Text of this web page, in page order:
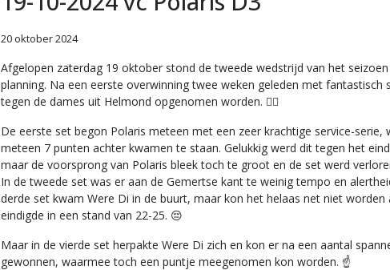
20 oktober 2024
Afgelopen zaterdag 19 oktober stond de tweede wedstrijd van het
planning. Na een eerste overwinning twee weken geleden met fantastisch
tegen de dames uit Helmond opgenomen worden. ❤️‍🔥
De eerste set begon Polaris meteen met een zeer krachtige service-serie,
meteen 7 punten achter kwamen te staan. Gelukkig werd dit tegen het
maar de voorsprong van Polaris bleek toch te groot en de set werd
In de tweede set was er aan de Gemertse kant te weinig tempo en
derde set kwam Were Di in de buurt, maar kon het helaas net niet
eindigde in een stand van 22-25. 😔
Maar in de vierde set herpakte Were Di zich en kon er na een aantal
gewonnen, waarmee toch een puntje meegenomen kon worden. ☝️